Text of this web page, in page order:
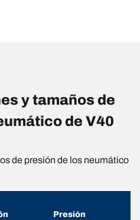
y tamaños de
de V40
de presión de los neumático
Presión